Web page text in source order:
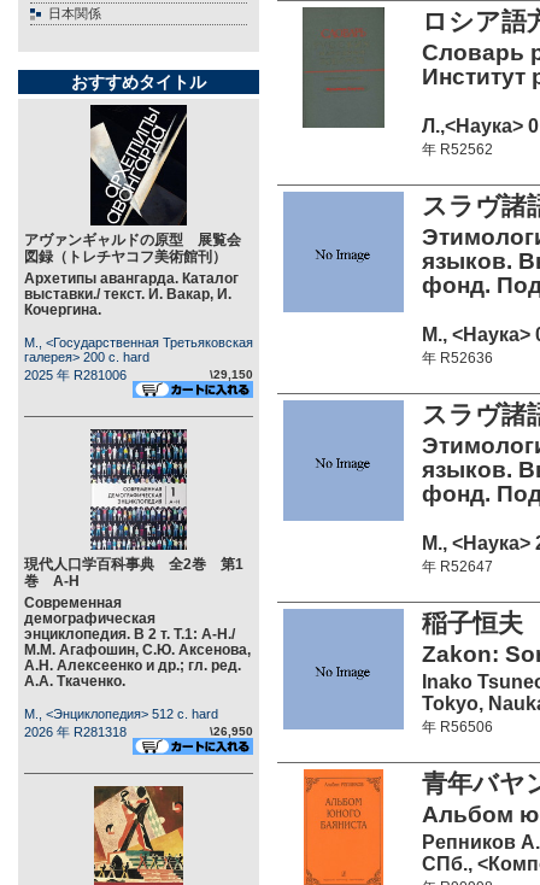
日本関係
おすすめタイトル
アヴァンギャルドの原型 展覧会
図録（トレチヤコフ美術館刊）
Архетипы авангарда. Каталог
выставки./ текст. И. Вакар, И.
Кочергина.
М., <Государственная Третьяковская
галерея> 200 c. hard
2025 年 R281006
\29,150
現代人口学百科事典 全2巻 第1
巻 А-Н
Современная
демографическая
энциклопедия. В 2 т. Т.1: А-Н./
М.М. Агафошин, С.Ю. Аксенова,
А.Н. Алексеенко и др.; гл. ред.
А.А. Ткаченко.
М., <Энциклопедия> 512 c. hard
2026 年 R281318
\26,950
ロシア
Словарь
Институт
Л.,<Наука>
年 R52562
スラヴ
языков.
фонд. Под
М., <Наука>
年 R52636
スラヴ諸
языков.
фонд. Под
М., <Наука>
年 R52647
稲子恒夫
Zakon:
Inako
Tokyo,
年 R56506
青年バヤ
Альбом
Репников
СПб.,